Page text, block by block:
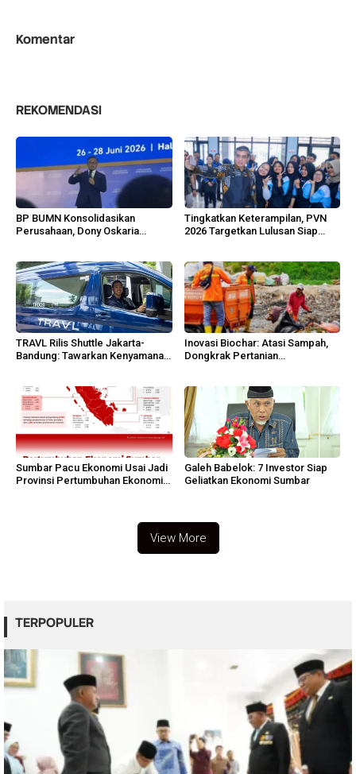
Komentar
REKOMENDASI
BP BUMN Konsolidasikan
Perusahaan, Dony Oskaria
Tingkatkan Keterampilan, PVN
2026 Targetkan Lulusan Siap
TRAVL Rilis Shuttle Jakarta-
Bandung: Tawarkan Kenyamanan,
Inovasi Biochar: Atasi Sampah,
Dongkrak Pertanian
Sumbar Pacu Ekonomi Usai Jadi
Provinsi Pertumbuhan Ekonomi
Galeh Babelok: 7 Investor Siap
Geliatkan Ekonomi Sumbar
View More
TERPOPULER